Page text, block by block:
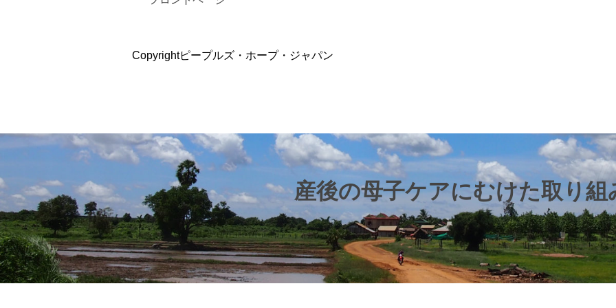
Copyrightピープルズ・ホープ・ジャパン
産後の母子ケアにむけた取り組